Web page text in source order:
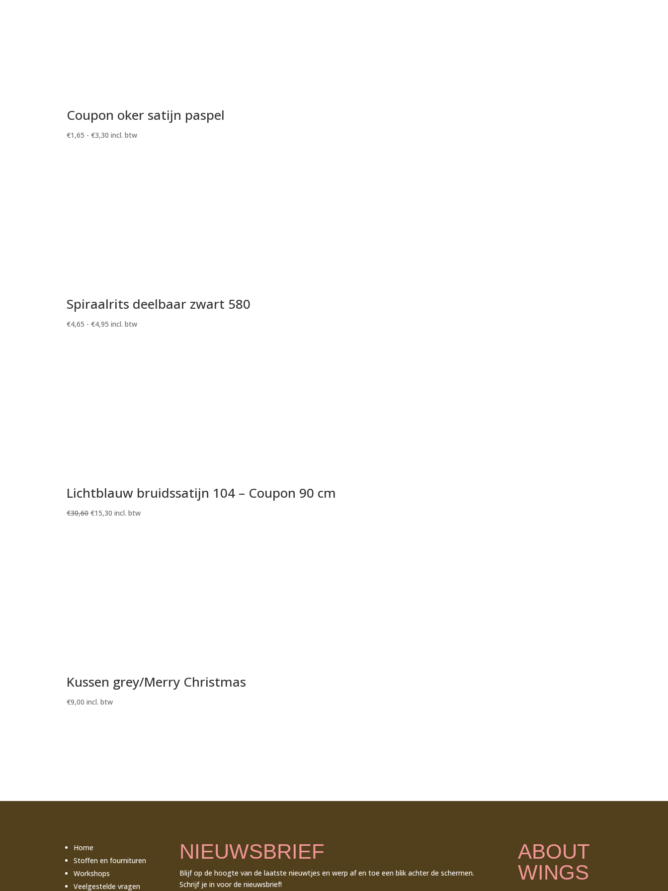
Coupon oker satijn paspel
€1,65 - €3,30 Prijsklasse:
incl. btw
Spiraalrits deelbaar zwart 580
€4,65 - €4,95 Prijsklasse:
incl. btw
Lichtblauw bruidssatijn 104 – Coupon 90 cm
€30,60Oorspronkelijke
€15,30 Huidige
incl. btw
Kussen grey/Merry Christmas
€9,00 incl. btw
Home
Stoffen en fournituren
Workshops
Veelgestelde vragen
NIEUWSBRIEF
Blijf op de hoogte van de laatste nieuwtjes en werp af en toe een blik achter de schermen.
Schrijf je in voor de nieuwsbrief!
ABOUT
WINGS